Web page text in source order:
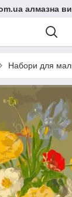
алмазна
Набори для